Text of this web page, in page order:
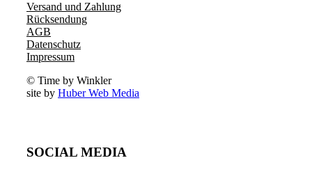
Versand und Zahlung
Rücksendung
AGB
Datenschutz
Impressum
© Time by Winkler
site by Huber Web Media
SOCIAL MEDIA